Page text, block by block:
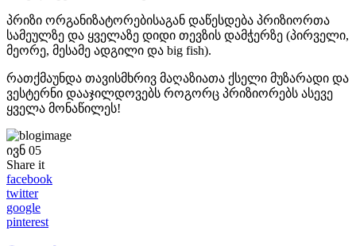
პრიზი ორგანიზატორებისაგან დაწესდება პრიზიორთა
სამეულზე და ყველაზე დიდი თევზის დამჭერზე (პირველი,
მეორე, მესამე ადგილი და big fish).
რათქმაუნდა თავისმხრივ მაღაზიათა ქსელი მუზარადი და
ვესტერნი დააჯილდოვებს როგორც პრიზიორებს ასევე
ყველა მონაწილეს!
ივნ 05
Share it
facebook
twitter
google
pinterest